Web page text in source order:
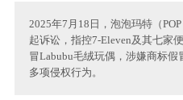
2025年7月18日，泡泡玛特（
起诉讼，指控7-Eleven及其七家
冒Labubu毛绒玩偶，涉嫌商标
多项侵权行为。